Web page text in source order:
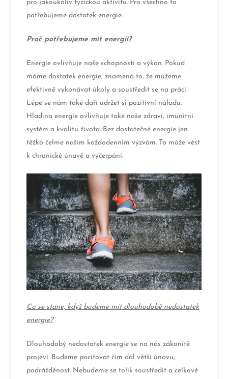
pro jakoukoliv fyzickou aktivitu. Pro všechno to
potřebujeme dostatek energie.
Proč potřebujeme mít energii?
Energie ovlivňuje naše schopnosti a výkon. Pokud
máme dostatek energie, znamená to, že můžeme
efektivně vykonávat úkoly a soustředit se na práci.
Lépe se nám také daří udržet si pozitivní náladu.
Hladina energie ovlivňuje také naše zdraví, imunitní
systém a kvalitu života. Bez dostatečné energie jen
těžko čelme našim každodenním výzvám. To může vést
k chronické únavě a vyčerpání.
Co se stane, když budeme mít dlouhodobě nedostatek
energie?
Dlouhodobý nedostatek energie se na nás zákonitě
projeví. Budeme pociťovat čím dál větší únavu,
podrážděnost. Nebudeme se tolik soustředit a celkově